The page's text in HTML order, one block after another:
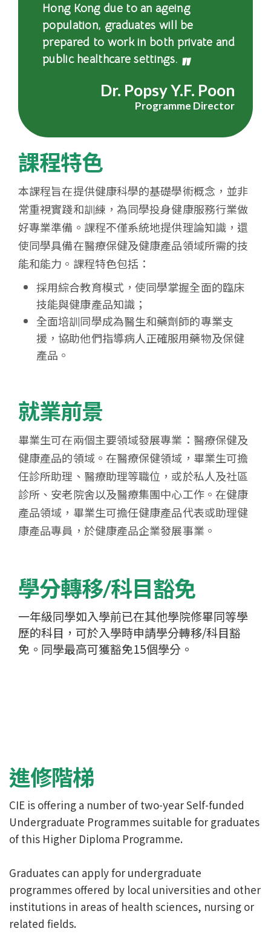
學
Hong Kong due to an ageing
population, graduates will be
prepared to work in both private and
public healthcare settings.
Dr. Popsy Y.F. Poon
Programme Director
課程特色
本課程旨在提供健康科學的基礎學術概念，並非
常重視實踐和訓練，為同學投身健康服務行業做
好專業準備。課程不僅系統地提供理論知識，還
使同學具備在醫療保健及健康產品領域所需的技
能和能力。課程特色包括：
採用綜合教育模式，使同學掌握全面的臨床
技能與健康產品知識；
全面培訓同學成為醫生和藥劑師的專業支
援，協助他們指導病人正確服用藥物及保健
產品。
就業前景
畢業生可在兩個主要領域發展專業：醫療保健及
健康產品的領域。在醫療保健領域，畢業生可擔
任診所助理、醫療助理等職位，或於私人及社區
診所、安老院舍以及醫療集團中心工作。在健康
產品領域，畢業生可擔任健康產品代表或助理健
康產品專員，於健康產品企業發展事業。
學分轉移/科目豁免
一年級同學如入學前已在其他學院修畢同等學
歷的科目，可於入學時申請學分轉移/科目豁
免。同學最高可獲豁免15個學分。
進修階梯
CIE is offering a number of two-year Self-funded
Undergraduate Programmes suitable for graduates
of this Higher Diploma Programme.
Graduates can apply for undergraduate
programmes offered by local universities and other
institutions in areas of health sciences, nursing or
related fields.